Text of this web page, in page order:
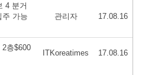
4 분거
주 가능
관리자 17.08.16
층$600
ITKoreatimes 17.08.16